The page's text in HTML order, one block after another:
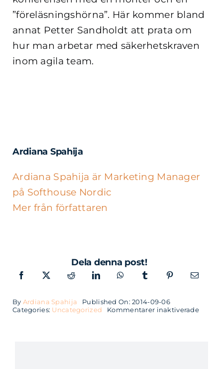
”föreläsningshörna”. Här kommer bland
annat Petter Sandholdt att prata om
hur man arbetar med säkerhetskraven
inom agila team.
Ardiana Spahija
Ardiana Spahija är Marketing Manager
på Softhouse Nordic
Mer från författaren
Dela denna post!
By Ardiana Spahija
Published On: 2014-09-06
Categories: Uncategorized Kommentarer inaktiveradeför